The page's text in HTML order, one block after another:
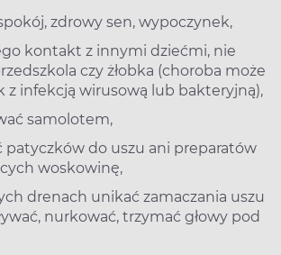
zdrowy sen, wypoczynek,
kontakt z innymi dziećmi, nie
czy żłobka (choroba może
z infekcją wirusową lub bakteryjną),
samolotem,
patyczków do uszu ani preparatów
woskowinę,
drenach unikać zamaczania uszu
nurkować, trzymać głowy pod